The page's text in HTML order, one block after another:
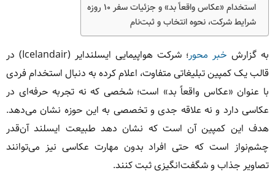
استخدام «عکاس واقعاً بد» و جزئیات سفر ۱۰ روزه
شرایط شرکت، نحوه انتخاب و ثبت‌نام
به گزارش خبر محور
؛ شرکت هواپیمایی ایسلندایر (Icelandair) در
قالب یک کمپین تبلیغاتی متفاوت، اعلام کرده به دنبال استخدام فردی
با عنوان «عکاس واقعاً بد» است؛ شخصی که نه تجربه حرفه‌ای در
عکاسی دارد و نه علاقه جدی و تخصصی به این حوزه نشان می‌دهد.
هدف این کمپین آن است که نشان دهد طبیعت ایسلند آن‌قدر
چشم‌نواز است که حتی افراد بدون مهارت عکاسی نیز می‌توانند
تصاویر جذاب و شگفت‌انگیزی ثبت کنند.